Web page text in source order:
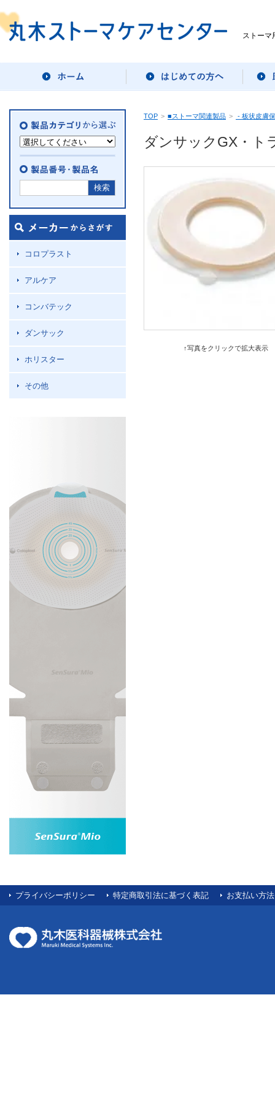
ストーマ
コロプラスト
アルケア
コンバテック
ダンサック
ホリスター
その他
TOP > ■ストーマ関連製品 > - 板状皮膚
ダンサックGX・ト
↑写真をクリックで拡大表示
プライバシーポリシー 特定商取引法に基づく表記 お支払い方